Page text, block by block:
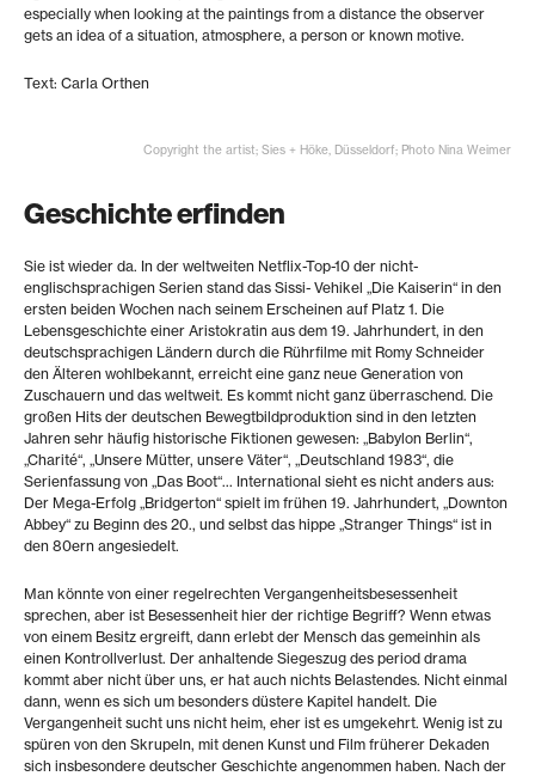
especially when looking at the paintings from a distance the observer
gets an idea of a situation, atmosphere, a person or known motive.
Text: Carla Orthen
Copyright the artist; Sies + Höke, Düsseldorf; Photo Nina Weimer
Geschichte erfinden
Sie ist wieder da. In der weltweiten Netflix-Top-10 der nicht-
englischsprachigen Serien stand das Sissi- Vehikel „Die Kaiserin“ in den
ersten beiden Wochen nach seinem Erscheinen auf Platz 1. Die
Lebensgeschichte einer Aristokratin aus dem 19. Jahrhundert, in den
deutschsprachigen Ländern durch die Rührfilme mit Romy Schneider
den Älteren wohlbekannt, erreicht eine ganz neue Generation von
Zuschauern und das weltweit. Es kommt nicht ganz überraschend. Die
großen Hits der deutschen Bewegtbildproduktion sind in den letzten
Jahren sehr häufig historische Fiktionen gewesen: „Babylon Berlin“,
„Charité“, „Unsere Mütter, unsere Väter“, „Deutschland 1983“, die
Serienfassung von „Das Boot“... International sieht es nicht anders aus:
Der Mega-Erfolg „Bridgerton“ spielt im frühen 19. Jahrhundert, „Downton
Abbey“ zu Beginn des 20., und selbst das hippe „Stranger Things“ ist in
den 80ern angesiedelt.
Man könnte von einer regelrechten Vergangenheitsbesessenheit
sprechen, aber ist Besessenheit hier der richtige Begriff? Wenn etwas
von einem Besitz ergreift, dann erlebt der Mensch das gemeinhin als
einen Kontrollverlust. Der anhaltende Siegeszug des period drama
kommt aber nicht über uns, er hat auch nichts Belastendes. Nicht einmal
dann, wenn es sich um besonders düstere Kapitel handelt. Die
Vergangenheit sucht uns nicht heim, eher ist es umgekehrt. Wenig ist zu
spüren von den Skrupeln, mit denen Kunst und Film früherer Dekaden
sich insbesondere deutscher Geschichte angenommen haben. Nach der